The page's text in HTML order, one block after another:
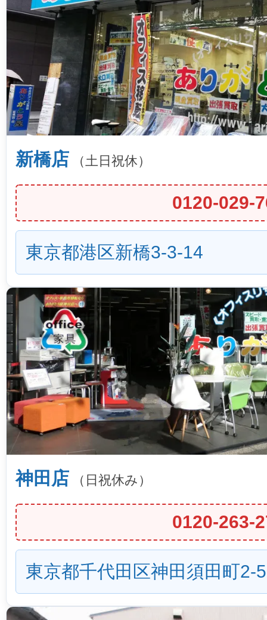
新橋店 （土日祝休）
0120-029-
東京都港区新橋3-3-14
神田店 （日祝休み）
0120-263-
東京都千代田区神田須田町2-